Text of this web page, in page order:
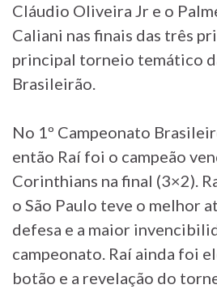
Cláudio Oliveira Jr e o
Caliani nas finais das três
principal torneio temático
Brasileirão.
No 1º Campeonato
então Raí foi o campeão
Corinthians na final (3×2).
o São Paulo teve o melhor
defesa e a maior
campeonato. Raí ainda foi
botão e a revelação do